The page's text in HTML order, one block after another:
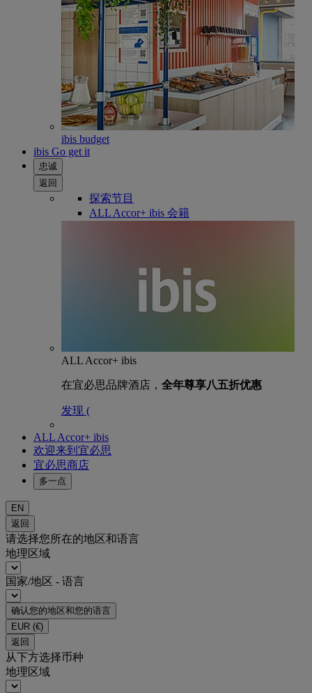
ibis budget
ibis Go get it
忠诚
返回
探索节目
ALL Accor+ ibis 会籍
ALL Accor+ ibis
在宜必思品牌酒店， 全年尊享八五折优惠
发现 (
ALL Accor+ ibis
欢迎来到宜必思
宜必思商店
多一点
EN
返回
请选择您所在的地区和语言
地理区域
国家/地区 - 语言
确认您的地区和您的语言
EUR (€)
返回
从下方选择币种
地理区域